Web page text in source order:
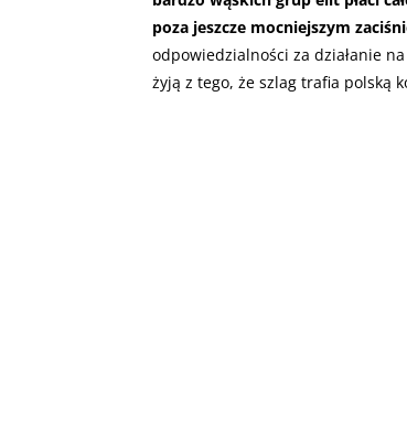
poza jeszcze mocniejszym
odpowiedzialności za działanie
żyją z tego, że szlag trafia polską